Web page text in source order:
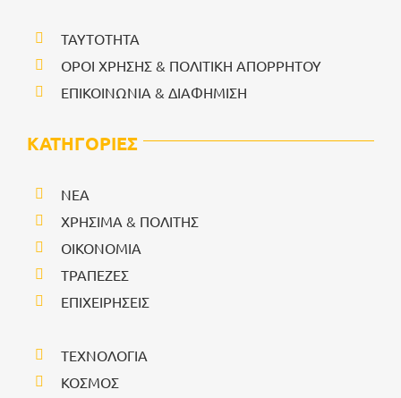
ΤΑΥΤΟΤΗΤΑ
ΟΡΟΙ ΧΡΗΣΗΣ & ΠΟΛΙΤΙΚΗ ΑΠΟΡΡΗΤΟΥ
ΕΠΙΚΟΙΝΩΝΙΑ & ΔΙΑΦΗΜΙΣΗ
ΚΑΤΗΓΟΡΙΕΣ
NEA
ΧΡΗΣΙΜΑ & ΠΟΛΙΤΗΣ
ΟΙΚΟΝΟΜΙΑ
ΤΡΑΠΕΖΕΣ
ΕΠΙΧΕΙΡΗΣΕΙΣ
ΤΕΧΝΟΛΟΓΙΑ
ΚΟΣΜΟΣ